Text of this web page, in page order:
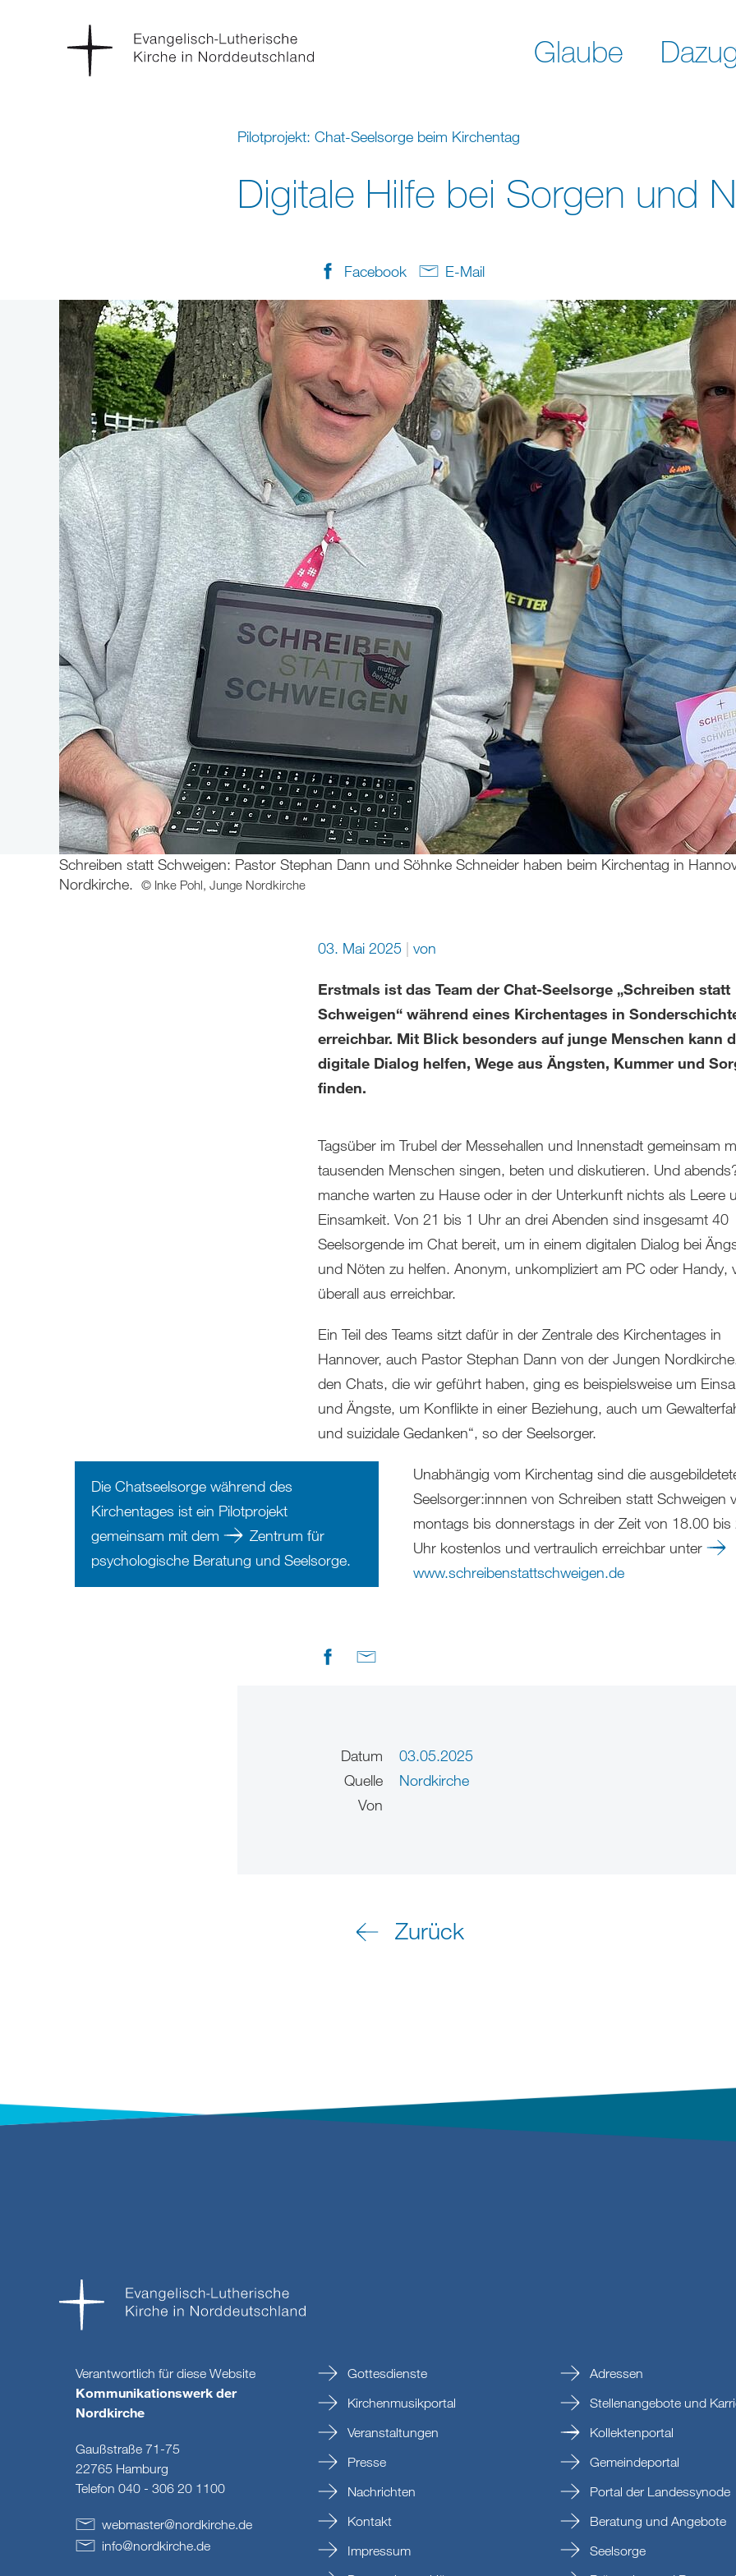
Glaube
Pilotprojekt: Chat-Seelsorge beim Kirchentag
Digitale Hilfe bei Sorgen und
Facebook E-Mail
Schreiben statt Schweigen: Pastor Stephan Dann und Söhnke Schneider haben beim Kirchentag in
Nordkirche.
© Inke Pohl, Junge Nordkirche
03. Mai 2025 von
Erstmals ist das Team der Chat-Seelsorge „Schreiben statt
Schweigen“ während eines Kirchentages in
erreichbar. Mit Blick besonders auf junge Menschen kann
digitale Dialog helfen, Wege aus Ängsten, Kummer und
finden.
Tagsüber im Trubel der Messehallen und Innenstadt gemeinsam
tausenden Menschen singen, beten und diskutieren. Und
manche warten zu Hause oder in der Unterkunft nichts als Leere
Einsamkeit. Von 21 bis 1 Uhr an drei Abenden sind insgesamt 40
Seelsorgende im Chat bereit, um in einem digitalen Dialog bei
und Nöten zu helfen. Anonym, unkompliziert am PC oder Handy,
überall aus erreichbar.
Ein Teil des Teams sitzt dafür in der Zentrale des Kirchentages in
Hannover, auch Pastor Stephan Dann von der Jungen
den Chats, die wir geführt haben, ging es beispielsweise um
und Ängste, um Konflikte in einer Beziehung, auch um
und suizidale Gedanken“, so der Seelsorger.
Die Chatseelsorge während des
Kirchentages ist ein Pilotprojekt
gemeinsam mit dem
Zentrum für
psychologische Beratung und Seelsorge.
Unabhängig vom Kirchentag sind die
Seelsorger:innnen von Schreiben statt Schweigen
montags bis donnerstags in der Zeit von 18.00 bis
Uhr kostenlos und vertraulich erreichbar unter
www.schreibenstattschweigen.de
Datum
03.05.2025
Quelle
Nordkirche
Von
Zurück
Verantwortlich für diese Website
Kommunikationswerk der
Nordkirche
Gaußstraße 71-75
22765 Hamburg
Telefon 040 - 306 20 1100
webmaster@nordkirche.de
info@nordkirche.de
Gottesdienste
Kirchenmusikportal
Veranstaltungen
Presse
Nachrichten
Kontakt
Impressum
Adressen
Stellenangebote und
Kollektenportal
Gemeindeportal
Portal der Landessynode
Beratung und Angebote
Seelsorge